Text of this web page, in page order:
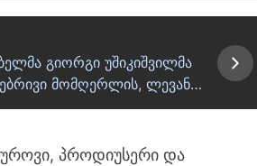
გიორგი უშიკიშვილმა
მომღერლის, ლევან…
პროდიუსერი და